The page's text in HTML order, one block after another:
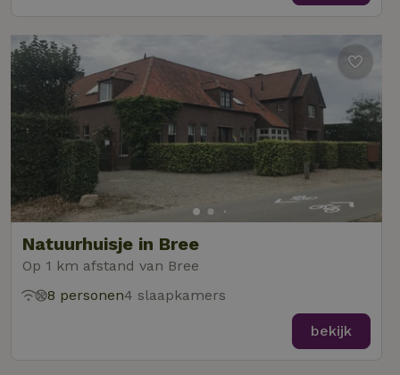
Natuurhuisje in Bree
Op 1 km afstand van Bree
8 personen4 slaapkamers
bekijk